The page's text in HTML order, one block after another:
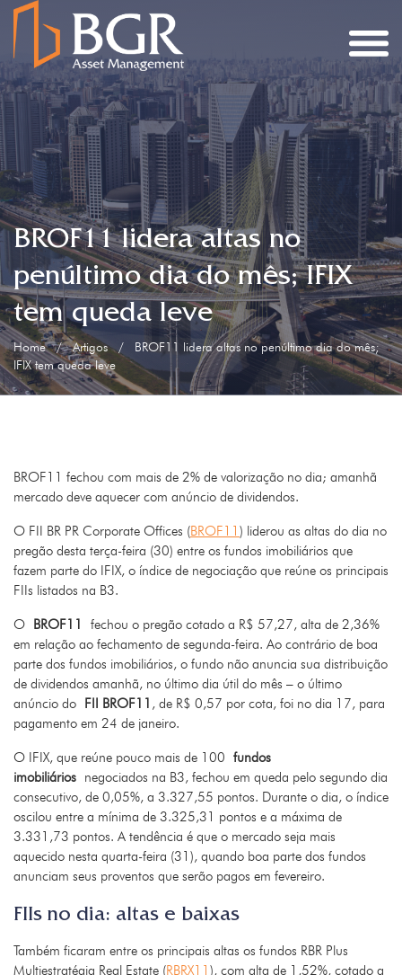
BROF11 lidera altas no
penúltimo dia do mês; IFIX
tem queda leve
Home / Artigos /
BROF11 lidera altas no penúltimo dia do mês;
IFIX tem queda leve
BROF11 fechou com mais de 2% de valorização no dia; amanhã
mercado deve aquecer com anúncio de dividendos.
O FII BR PR Corporate Offices (BROF11 ) liderou as altas do dia no
pregão desta terça-feira (30) entre os fundos imobiliários que
fazem parte do IFIX, o índice de negociação que reúne os principais
FIIs listados na B3.
O BROF11
fechou o pregão cotado a R$ 57,27, alta de 2,36%
em relação ao fechamento de segunda-feira. Ao contrário de boa
parte dos fundos imobiliários, o fundo não anuncia sua distribuição
de dividendos amanhã, no último dia útil do mês – o último
anúncio do FII BROF11 , de R$ 0,57 por cota, foi no dia 17, para
pagamento em 24 de janeiro.
O IFIX, que reúne pouco mais de 100 fundos
imobiliários negociados na B3, fechou em queda pelo segundo dia
consecutivo, de 0,05%, a 3.327,55 pontos. Durante o dia, o índice
oscilou entre a mínima de 3.325,31 pontos e a máxima de
3.331,73 pontos. A tendência é que o mercado seja mais
aquecido nesta quarta-feira (31), quando boa parte dos fundos
anunciam seus proventos que serão pagos em fevereiro.
FIIs no dia: altas e baixas
Também ficaram entre os principais altas os fundos RBR Plus
Multiestratégia Real Estate (RBRX11 ), com alta de 1,52%, cotado a